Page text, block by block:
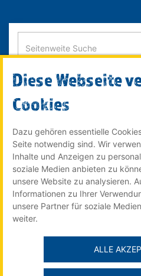
SUCHE
© 2022 Röser MEDIA GmbH &
Röser Medienhaus
Der Stellenmarkt für
Impressum
Diese Webseite
Cookies
Dazu gehören essentielle
Seite notwendig sind. Wir
Inhalte und Anzeigen zu
soziale Medien anbieten zu
unsere Website zu analysieren.
Informationen zu Ihrer
unsere Partner für soziale
weiter.
ALLE